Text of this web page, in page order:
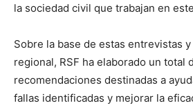
la sociedad civil que trabajan en
Sobre la base de estas entrevistas
regional, RSF ha elaborado un total
recomendaciones destinadas a
fallas identificadas y mejorar la